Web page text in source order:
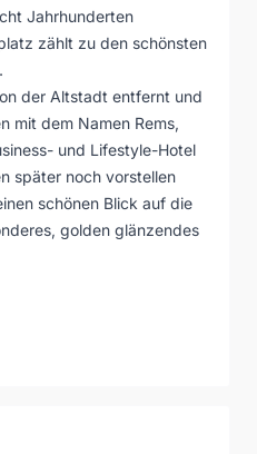
Jahrhunderten
zählt zu den schönsten
der Altstadt entfernt und
mit dem Namen Rems,
und Lifestyle-Hotel
später noch vorstellen
schönen Blick auf die
golden glänzendes